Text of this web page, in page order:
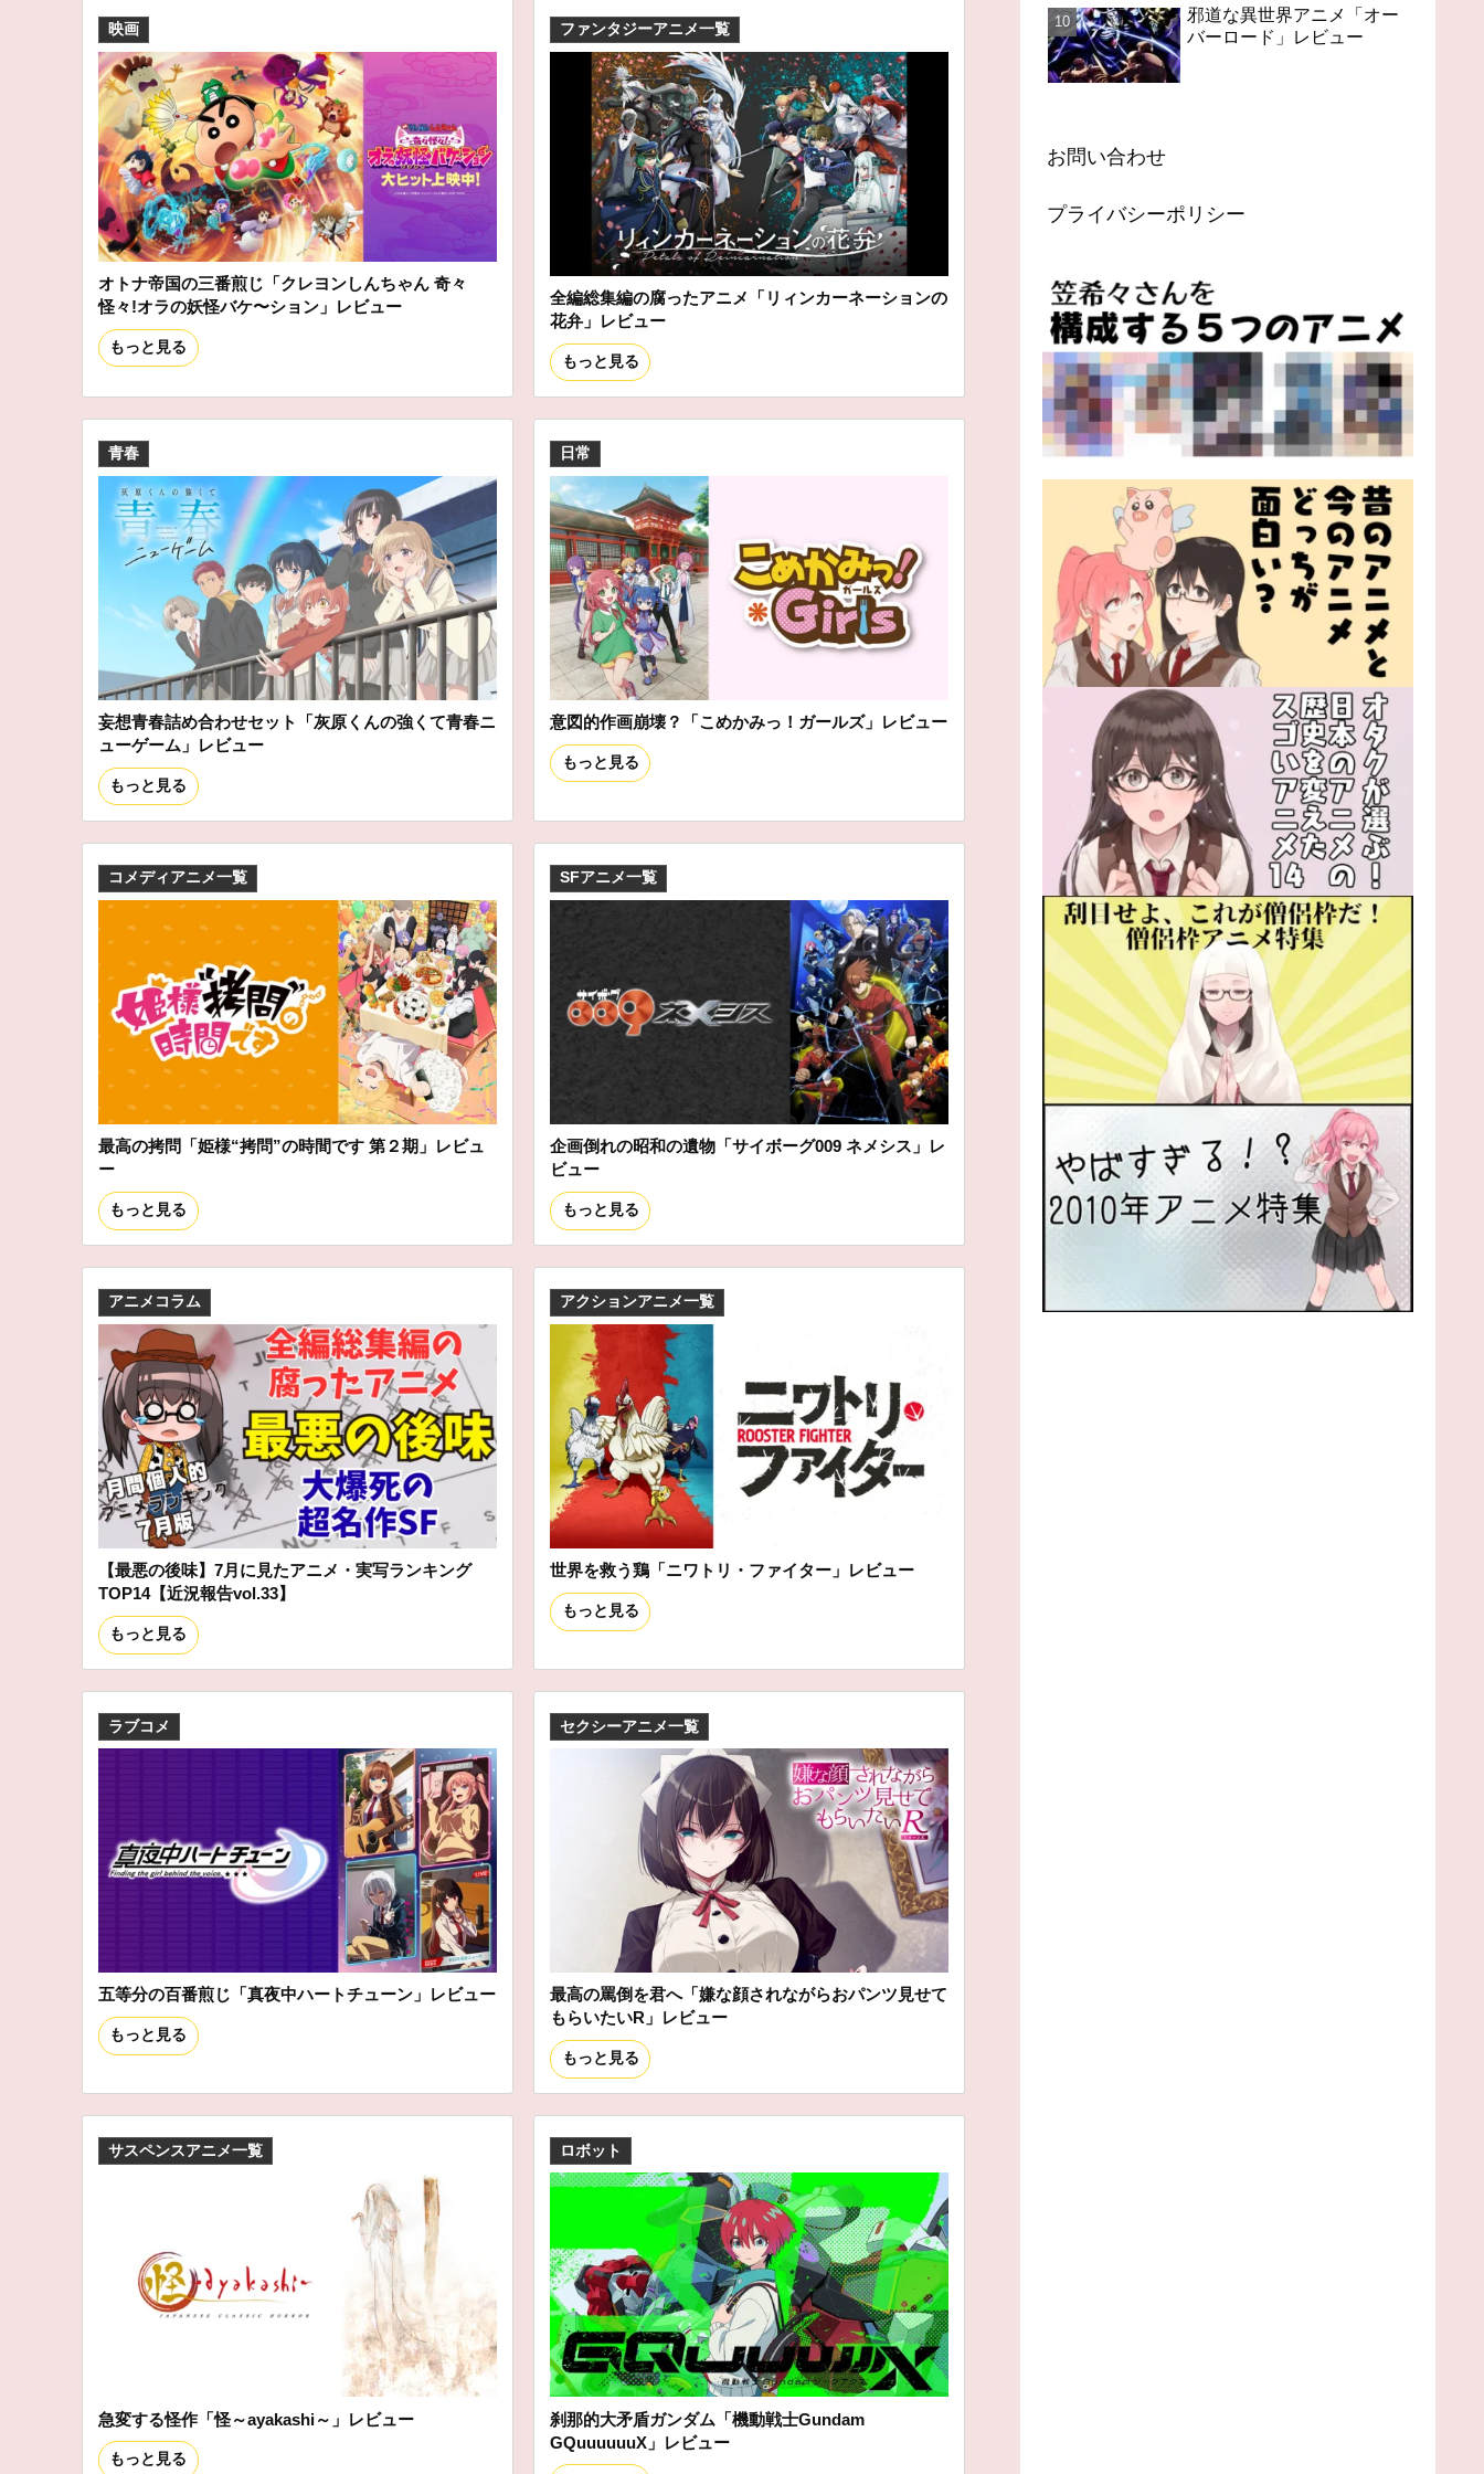
映画
オトナ帝国の三番煎じ「クレヨンしんちゃん 奇々
怪々!オラの妖怪バケ〜ション」レビュー
もっと見る
ファンタジーアニメ一覧
全編総集編の腐ったアニメ「リィンカーネーションの
花弁」レビュー
もっと見る
青春
妄想青春詰め合わせセット「灰原くんの強くて青春ニ
ューゲーム」レビュー
もっと見る
日常
意図的作画崩壊？「こめかみっ！ガールズ」レビュー
もっと見る
コメディアニメ一覧
最高の拷問「姫様“拷問”の時間です 第２期」レビュ
ー
もっと見る
SFアニメ一覧
企画倒れの昭和の遺物「サイボーグ009 ネメシス」レ
ビュー
もっと見る
アニメコラム
【最悪の後味】7月に見たアニメ・実写ランキング
TOP14【近況報告vol.33】
もっと見る
アクションアニメ一覧
世界を救う鶏「ニワトリ・ファイター」レビュー
もっと見る
ラブコメ
五等分の百番煎じ「真夜中ハートチューン」レビュー
もっと見る
セクシーアニメ一覧
最高の罵倒を君へ「嫌な顔されながらおパンツ見せて
もらいたいR」レビュー
もっと見る
サスペンスアニメ一覧
急変する怪作「怪～ayakashi～」レビュー
もっと見る
ロボット
刹那的大矛盾ガンダム「機動戦士Gundam
GQuuuuuuX」レビュー
邪道な異世界アニメ「オー
バーロード」レビュー
お問い合わせ
プライバシーポリシー